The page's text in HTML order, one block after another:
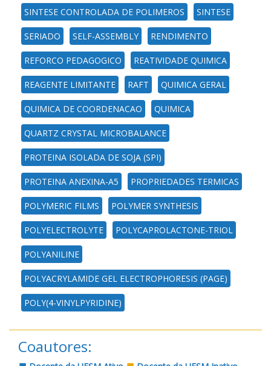
SINTESE CONTROLADA DE POLIMEROS SINTESE
SERIADO SELF-ASSEMBLY RENDIMENTO
REFORCO PEDAGOGICO REATIVIDADE QUIMICA
REAGENTE LIMITANTE RAFT QUIMICA GERAL
QUIMICA DE COORDENACAO QUIMICA
QUARTZ CRYSTAL MICROBALANCE
PROTEINA ISOLADA DE SOJA (SPI)
PROTEINA ANEXINA-A5 PROPRIEDADES TERMICAS
POLYMERIC FILMS POLYMER SYNTHESIS
POLYELECTROLYTE POLYCAPROLACTONE-TRIOL
POLYANILINE
POLYACRYLAMIDE GEL ELECTROPHORESIS (PAGE)
POLY(4-VINYLPYRIDINE)
Coautores: